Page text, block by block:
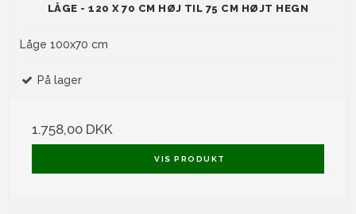
LÅGE - 120 X 70 CM HØJ TIL 75 CM HØJT HEGN
Låge 100x70 cm
På lager
1.758,00 DKK
VIS PRODUKT